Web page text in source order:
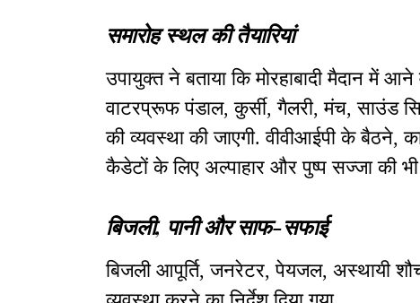
समारोह स्थल की तैयारियां
उपायुक्त ने बताया कि मोरहाबादी मैदान में
वाटरप्रूफ पंडाल, कुर्सी, गैलरी, मंच, साउंड
की व्यवस्था की जाएगी. वीवीआईपी के बैठने,
कैडेटों के लिए अल्पाहार और पुष्प सज्जा की भी
बिजली, पानी और साफ-सफाई
बिजली आपूर्ति, जनरेटर, पेयजल, अस्थायी